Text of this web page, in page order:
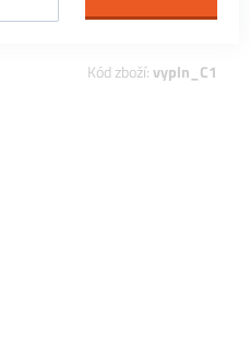
Kód zboží: vypln_C1